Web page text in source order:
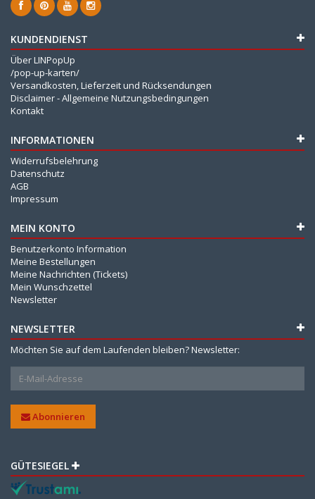
KUNDENDIENST
Über LINPopUp
/pop-up-karten/
Versandkosten, Lieferzeit und Rücksendungen
Disclaimer - Allgemeine Nutzungsbedingungen
Kontakt
INFORMATIONEN
Widerrufsbelehrung
Datenschutz
AGB
Impressum
MEIN KONTO
Benutzerkonto Information
Meine Bestellungen
Meine Nachrichten (Tickets)
Mein Wunschzettel
Newsletter
NEWSLETTER
Möchten Sie auf dem Laufenden bleiben? Newsletter:
Abonnieren
GÜTESIEGEL